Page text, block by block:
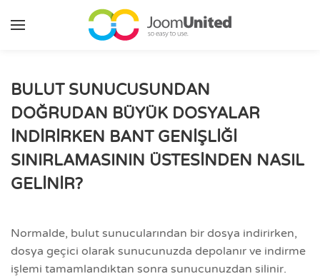
Ana içeriğe geç
BULUT SUNUCUSUNDAN
DOĞRUDAN BÜYÜK DOSYALAR
INDIRIRKEN BANT GENIŞLIĞI
SINIRLAMASININ ÜSTESINDEN NASIL
GELINIR?
Normalde, bulut sunucularından bir dosya indirirken,
dosya geçici olarak sunucunuzda depolanır ve indirme
işlemi tamamlandıktan sonra sunucunuzdan silinir.